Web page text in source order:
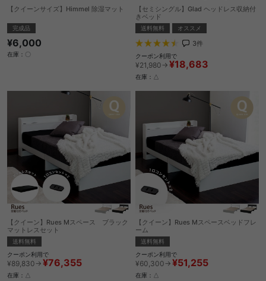
【クイーンサイズ】Himmel 除湿マット
完成品
¥6,000
在庫：〇
【セミシングル】Glad ヘッドレス収納付
きベッド
送料無料 オススメ
3件
クーポン利用で
¥21,980→ ¥18,683
在庫：△
【クイーン】Rues Mスペース ブラック
マットレスセット
送料無料
クーポン利用で
¥89,830→ ¥76,355
在庫：△
【クイーン】Rues Mスペースベッドフレ
ーム
送料無料
クーポン利用で
¥60,300→ ¥51,255
在庫：△